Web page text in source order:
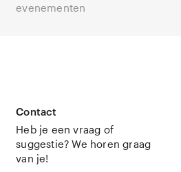
evenementen
Contact
Heb je een vraag of
suggestie? We horen graag
van je!